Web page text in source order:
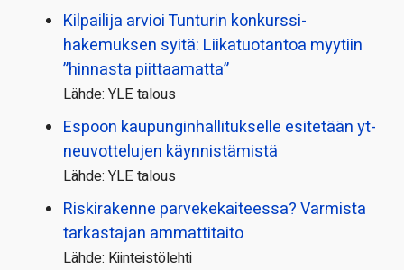
Kilpailija arvioi Tunturin konkurssi­
hakemuksen syitä: Liikatuotantoa myytiin
”hinnasta piittaamatta”
Lähde: YLE talous
Espoon kaupungin­hallitukselle esitetään yt-
neuvottelujen käynnistämistä
Lähde: YLE talous
Riskirakenne parvekekaiteessa? Varmista
tarkastajan ammattitaito
Lähde: Kiinteistölehti